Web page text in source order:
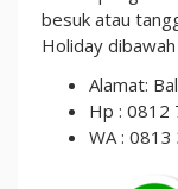
besuk atau
Holiday dibawah
Alamat:
Hp : 0812
WA :